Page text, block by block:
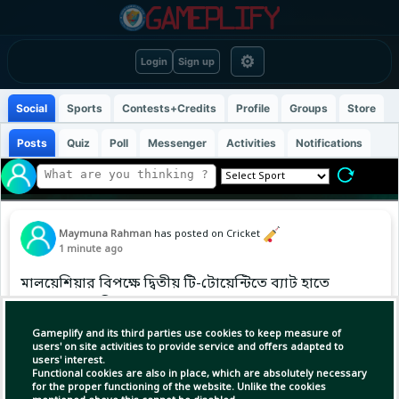
Login Sign up ⚙
Gameplify and its third parties use cookies to keep measure of
users' on site activities to provide service and offers adapted to
users' interest.
Functional cookies are also in place, which are absolutely necessary
for the proper functioning of the website. Unlike the cookies
Social Sports Contests+Credits Profile Groups Store
Posts Quiz Poll Messenger Activities Notifications
Maymuna Rahman has posted on Cricket
1 minute ago
মালয়েশিয়ার বিপক্ষে দ্বিতীয় টি-টোয়েন্টিতে ব্যাট হাতে
ঝড় তুলেছেন জিসান আলম। মাত্র ২১ বলে ৫৭ রান করে
ম্যাচ সেরা হয়েছেন এই তরুণ ব্যাটার। তাঁর ইনিংসে ছিল
৭টি ছক্কা ও ২টি চার। 🔥🏏
জিসানের বিধ্বংসী ব্যাটিংয়ে ১০৬ রানের লক্ষ্য মাত্র ৮